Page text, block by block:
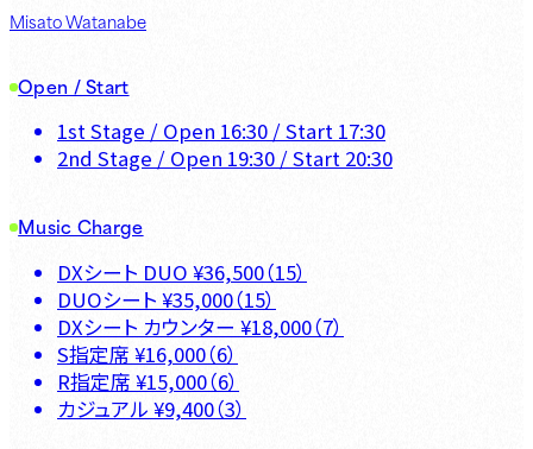
Misato Watanabe
Open / Start
1st Stage / Open 16:30 / Start 17:30
2nd Stage / Open 19:30 / Start 20:30
Music Charge
DXシート DUO ¥36,500（15）
DUOシート ¥35,000（15）
DXシート カウンター ¥18,000（7）
S指定席 ¥16,000（6）
R指定席 ¥15,000（6）
カジュアル ¥9,400（3）